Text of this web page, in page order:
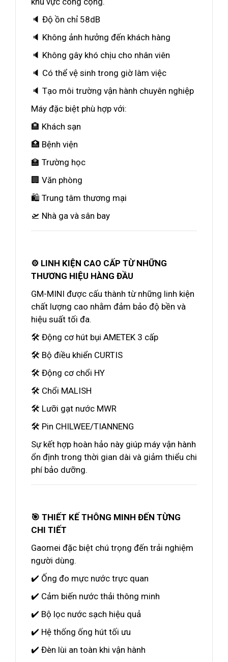
🔈 Độ ồn chỉ 58dB
🔈 Không ảnh hưởng đến khách hàng
🔈 Không gây khó chịu cho nhân viên
🔈 Có thể vệ sinh trong giờ làm việc
🔈 Tạo môi trường vận hành chuyên nghiệp
Máy đặc biệt phù hợp với:
🏨 Khách sạn
🏥 Bệnh viện
🏫 Trường học
🏢 Văn phòng
🛍️ Trung tâm thương mại
🛫 Nhà ga và sân bay
⚙️ LINH KIỆN CAO CẤP TỪ NHỮNG
THƯƠNG HIỆU HÀNG ĐẦU
GM-MINI được cấu thành từ những linh kiện
chất lượng cao nhằm đảm bảo độ bền và
hiệu suất tối đa.
🛠️ Động cơ hút bụi AMETEK 3 cấp
🛠️ Bộ điều khiển CURTIS
🛠️ Động cơ chổi HY
🛠️ Chổi MALISH
🛠️ Lưỡi gạt nước MWR
🛠️ Pin CHILWEE/TIANNENG
Sự kết hợp hoàn hảo này giúp máy vận hành
ổn định trong thời gian dài và giảm thiểu chi
phí bảo dưỡng.
🎯 THIẾT KẾ THÔNG MINH ĐẾN TỪNG
CHI TIẾT
Gaomei đặc biệt chú trọng đến trải nghiệm
người dùng.
✔️ Ống đo mực nước trực quan
✔️ Cảm biến nước thải thông minh
✔️ Bộ lọc nước sạch hiệu quả
✔️ Hệ thống ống hút tối ưu
✔️ Đèn lùi an toàn khi vận hành